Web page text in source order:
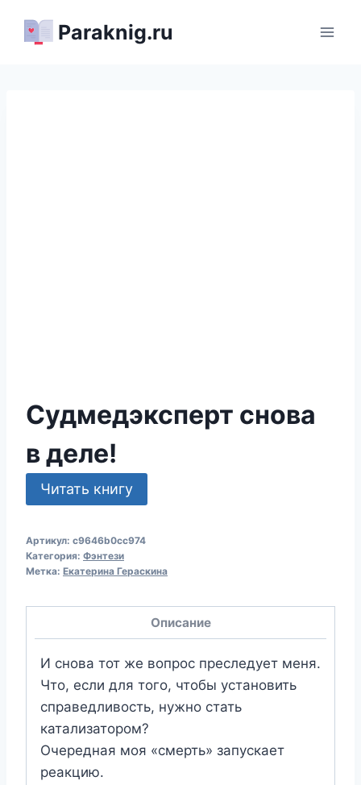
Paraknig.ru
Судмедэксперт снова
в деле!
Читать книгу
Артикул: c9646b0cc974
Категория: Фэнтези
Метка: Екатерина Гераскина
Описание
И снова тот же вопрос преследует меня.
Что, если для того, чтобы установить
справедливость, нужно стать
катализатором?
Очередная моя «смерть» запускает
реакцию.